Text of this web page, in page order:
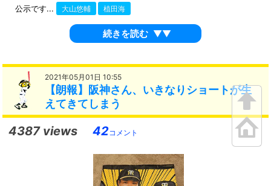
公示です... 大山悠輔 植田海
続きを読む ▼▼
2021年05月01日 10:55
【朗報】阪神さん、いきなりショートが生
えてきてしまう
4387 views 42コメント